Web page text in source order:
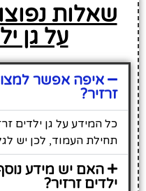
שאלות
על גן
איפה אפשר למצוא
זרזיר?
כל המידע על גן ילדים
תחילת העמוד, לכן יש
האם יש מידע
ילדים זרזיר?